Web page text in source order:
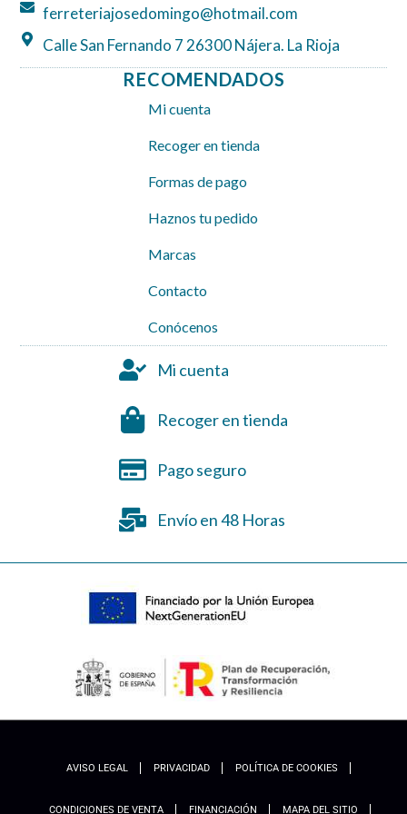
ferreteriajosedomingo@hotmail.com
Calle San Fernando 7 26300 Nájera. La Rioja
RECOMENDADOS
Mi cuenta
Recoger en tienda
Formas de pago
Haznos tu pedido
Marcas
Contacto
Conócenos
Mi cuenta
Recoger en tienda
Pago seguro
Envío en 48 Horas
AVISO LEGAL PRIVACIDAD POLÍTICA DE COOKIES
CONDICIONES DE VENTA FINANCIACIÓN MAPA DEL SITIO